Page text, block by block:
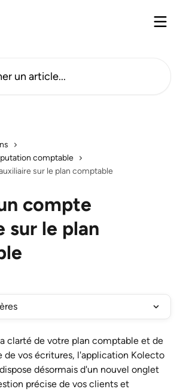
comptable
sur le plan comptable
compte
sur le plan
clarté de votre plan comptable et de
de vos écritures, l'application Kolecto
désormais d'un nouvel onglet
précise de vos clients et